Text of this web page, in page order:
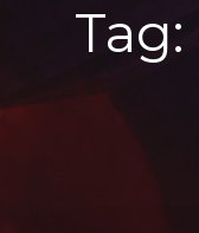
Tag: